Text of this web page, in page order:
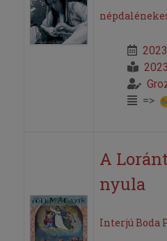
2023
=>
A
nyula
Interjú Boda